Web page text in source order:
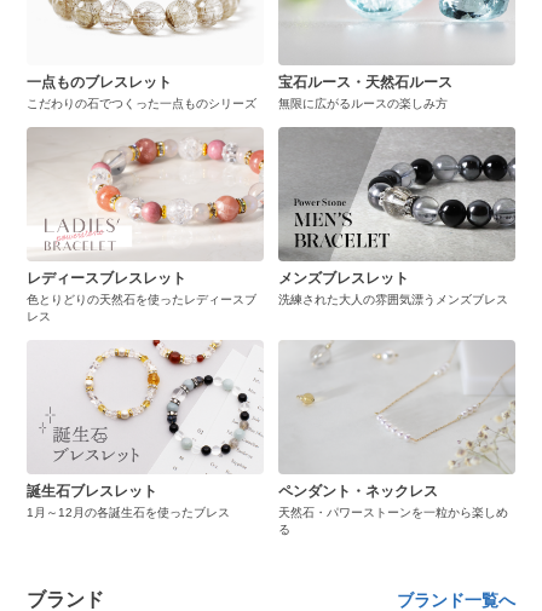
一点ものブレスレット
こだわりの石でつくった一点ものシリーズ
宝石ルース・天然石ルース
無限に広がるルースの楽しみ方
レディースブレスレット
色とりどりの天然石を使ったレディースブ
レス
メンズブレスレット
洗練された大人の雰囲気漂うメンズブレス
誕生石ブレスレット
1月～12月の各誕生石を使ったブレス
ペンダント・ネックレス
天然石・パワーストーンを一粒から楽しめ
る
ブランド ブランド一覧へ